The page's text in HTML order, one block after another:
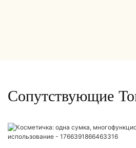
Сопутствующие